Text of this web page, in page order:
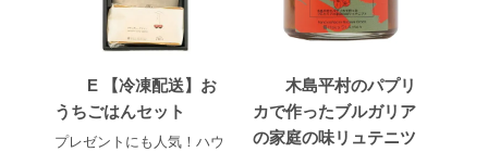
E 【冷凍配送】お
うちごはんセット
プレゼントにも人気！ハウ
木島平村のパプリ
カで作ったブルガリア
の家庭の味リュテニツ